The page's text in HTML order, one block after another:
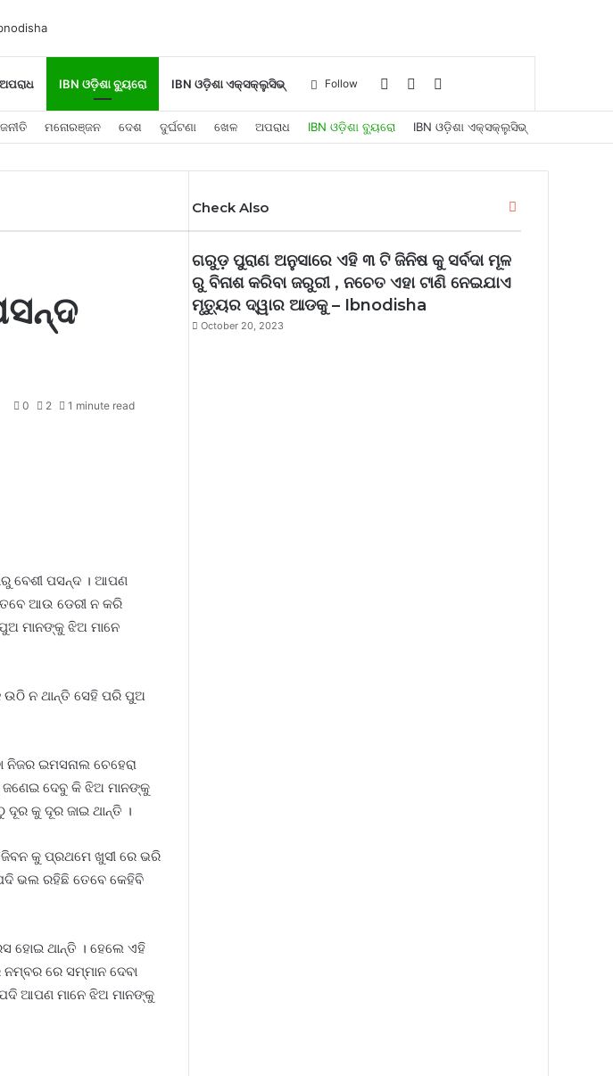
ଅପରାଧ IBN ଓଡ଼ିଶା ବ୍ୟୁରୋ IBN ଓଡ଼ିଶା ଏକ୍ସକ୍ଲୁସିଭ୍
for
Sidebar
Log
In
Follow
ମନୋରଞ୍ଜନ ଦେଶ ଦୁର୍ଘଟଣା ଖେଳ ଅପରାଧ IBN ଓଡ଼ିଶା ବ୍ୟୁରୋ IBN ଓଡ଼ିଶା ଏକ୍ସକ୍ଲୁସିଭ୍
0 2 1 minute read
ବେଶୀ ପସନ୍ଦ । ଆପଣ
ଆଉ ଡେରୀ ନ କରି
ମାନଙ୍କୁ ଝିଅ ମାନେ
ଉଠି ନ ଥାନ୍ତି ସେହି ପରି ପୁଅ
ଇମସନାଲ ଚେହେରା
ଦେବୁ କି ଝିଅ ମାନଙ୍କୁ
କୁ ଦୂର ଜାଇ ଥାନ୍ତି ।
କୁ ପ୍ରଥମେ ଖୁସୀ ରେ ଭରି
ଭଲ ରହିଛି ତେବେ କେହିବି
ହୋଇ ଥାନ୍ତି । ହେଲେ ଏହି
ରେ ସମ୍ମାନ ଦେବା
ଆପଣ ମାନେ ଝିଅ ମାନଙ୍କୁ
Check Also Close
ଗରୁଡ଼ ପୁରାଣ ଅନୁସାରେ ଏହି ୩ ଟି ଜିନିଷ କୁ ସର୍ବଦା ମୂଳ
ରୁ ବିନାଶ କରିବା ଜରୁରୀ , ନଚେତ ଏହା ଟାଣି ନେଇଯାଏ
ମୃତ୍ୟୁର ଦ୍ୱାର ଆଡକୁ – Ibnodisha
October 20, 2023